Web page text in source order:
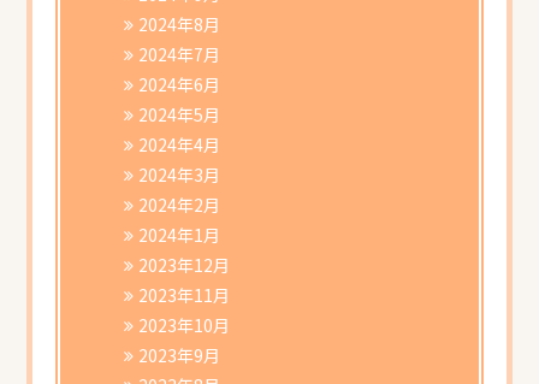
2024年8月
2024年7月
2024年6月
2024年5月
2024年4月
2024年3月
2024年2月
2024年1月
2023年12月
2023年11月
2023年10月
2023年9月